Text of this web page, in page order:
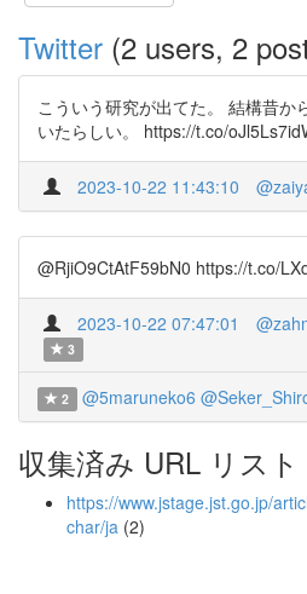
Twitter (2 users, 2
こういう研究が出てた。 結構昔か
いたらしい。 https://t.co/
2023-10-22 11:43:10
@RjiO9CtAtF59bN0 https://t.co/
2023-10-22 07:47:01
3
2 @5maruneko6
収集済み URL リスト
https://www.jstage.jst.go.jp/
char/ja (2)